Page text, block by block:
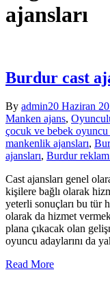
ajansları
Burdur cast
By admin20 Haziran
Manken ajans,
çocuk ve bebek oyuncu
mankenlik ajansları,
ajansları, Burdur reklam
Cast ajansları genel
kişilere bağlı olarak
yeterli sonuçları bu tür
olarak da hizmet
plana çıkacak olan
oyuncu adaylarını da
Read More